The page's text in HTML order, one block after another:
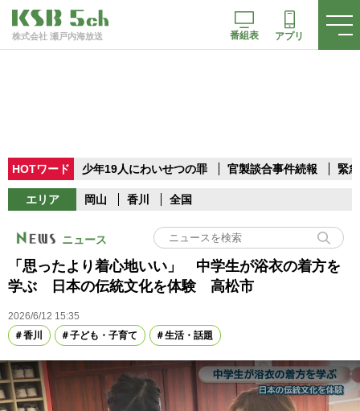
株式会社 瀬戸内海放送 番組表 アプリ
HOTワード 少年19人にわいせつの罪 官製談合事件続報 緊
エリア 岡山 香川 全国
ニュース
「思ったより着心地いい」 中学生が浴衣の着方を
学ぶ 日本の伝統文化を体験 高松市
2026/6/12 15:35
香川
子ども・子育て 生活・話題